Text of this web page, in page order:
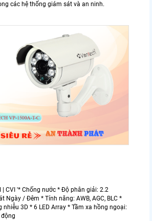
các hệ thống giám sát và an ninh.
| CVI '* Chống nước * Độ phân giải: 2.2
Ngày / Đêm * Tính năng: AWB, AGC, BLC *
3D * 6 LED Array * Tầm xa hồng ngoại: